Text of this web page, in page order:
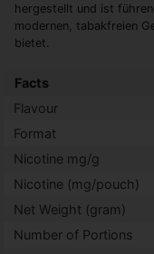
hergestellt und ist
modernen, tabakfreien
bietet.
Facts
Flavour
Format
Nicotine mg/g
Nicotine (mg/pouch)
Net Weight (gram)
Number of Portions